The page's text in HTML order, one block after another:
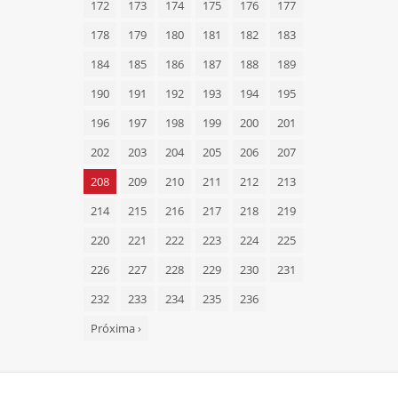
172
173 174 175 176
177
178
179 180 181 182
183
184
185 186 187 188
189
190
191 192 193 194
195
196
197 198 199 200
201
202
203 204 205 206
207
208
209 210 211 212
213
214
215 216 217 218
219
220
221 222 223 224
225
226
227 228 229 230
231
232
233 234 235
236
Próxima›